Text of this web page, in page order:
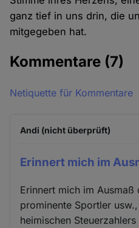
ganz tief in uns drin, die
mitgegeben hat.
Kommentare (7)
Netiquette für Kommentare
Andi (nicht überprüft)
Erinnert mich im
Erinnert mich im Ausmaß
prominente Sportler
heimischen